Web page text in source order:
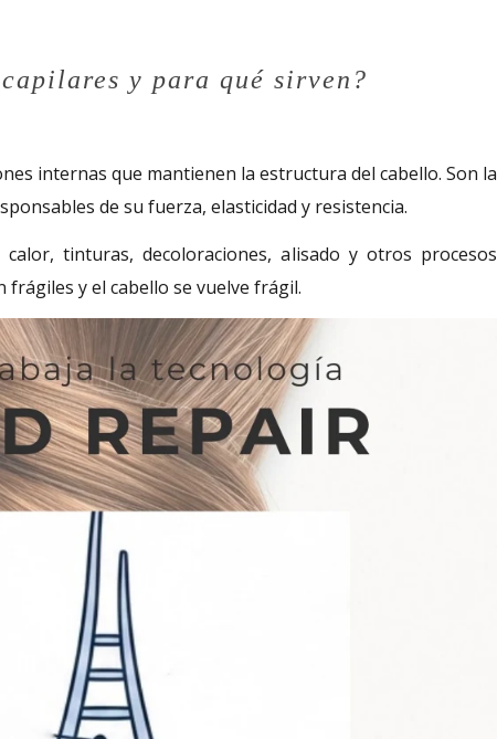
y para qué sirven?
internas que mantienen la estructura del cabello. Son la
de su fuerza, elasticidad y resistencia.
tinturas, decoloraciones, alisado y otros procesos
frágiles y el cabello se vuelve frágil.